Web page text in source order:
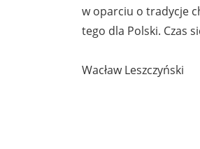
w oparciu o tradycje
tego dla Polski. Czas
Wacław Leszczyński